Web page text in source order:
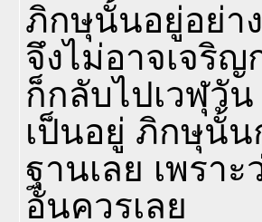
ภิกษุนั้นอยู่อย่า
จึงไม่อาจเจริ
ก็กลับไปเวฬุวั
เป็นอยู่ ภิกษุนั้
ฐานเลย เพรา
อันควรเลย